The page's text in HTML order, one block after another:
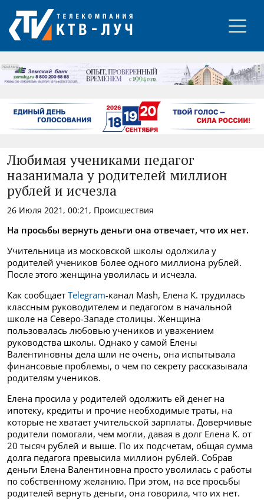
РЕКЛАМА
Любимая учениками педагог
назанимала у родителей миллион
рублей и исчезла
26 Июля 2021, 00:21, Происшествия
На просьбы вернуть деньги она отвечает, что их нет.
Учительница из московской школы одолжила у
родителей учеников более одного миллиона рублей.
После этого женщина уволилась и исчезла.
Как сообщает Telegram-канал Mash, Елена К. трудилась
классным руководителем и педагогом в начальной
школе на Северо-Западе столицы. Женщина
пользовалась любовью учеников и уважением
руководства школы. Однако у самой Елены
Валентиновны дела шли не очень, она испытывала
финансовые проблемы, о чем по секрету рассказывала
родителям учеников.
Елена просила у родителей одолжить ей денег на
ипотеку, кредиты и прочие необходимые траты, на
которые не хватает учительской зарплаты. Доверчивые
родители помогали, чем могли, давая в долг Елена К. от
20 тысяч рублей и выше. По их подсчетам, общая сумма
долга педагога превысила миллион рублей. Собрав
деньги Елена Валентиновна просто уволилась с работы
по собственному желанию. При этом, на все просьбы
родителей вернуть деньги, она говорила, что их нет.